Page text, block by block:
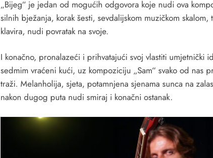
„Bijeg“ je jedan od mogućih odgovora koje nudi ova
silnih bježanja, korak šesti, sevdalijskom muzičkom skalom,
klavira, nudi povratak na svoje.
I konačno, pronalazeći i prihvatajući svoj vlastiti umjetnički
sedmim vraćeni kući, uz kompoziciju „Sam“ svako od nas
traži. Melanholija, sjeta, potamnjena sjenama sunca na
nakon dugog puta nudi smiraj i konačni ostanak.